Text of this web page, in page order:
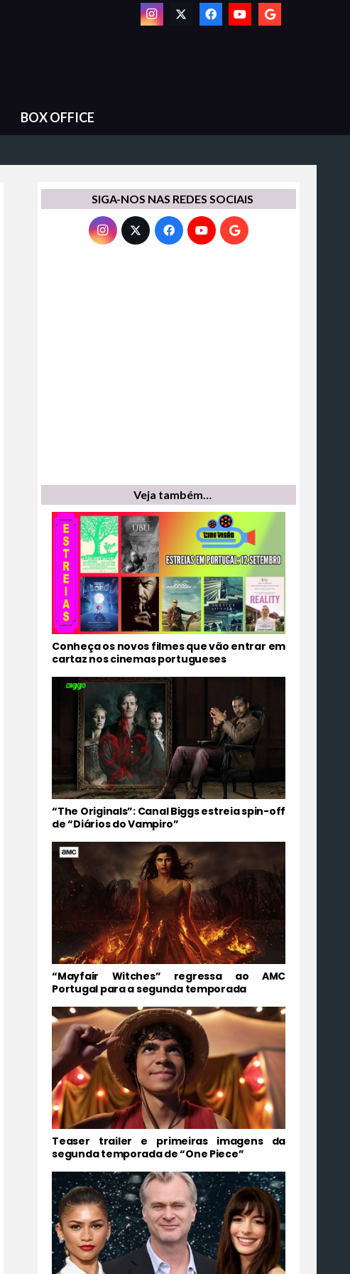
BOX OFFICE
SIGA-NOS NAS REDES SOCIAIS
Veja também…
Conheça os novos filmes que vão entrar em
cartaz nos cinemas portugueses
“The Originals”: Canal Biggs estreia spin-off
de “Diários do Vampiro”
“Mayfair Witches” regressa ao AMC
Portugal para a segunda temporada
Teaser trailer e primeiras imagens da
segunda temporada de “One Piece”